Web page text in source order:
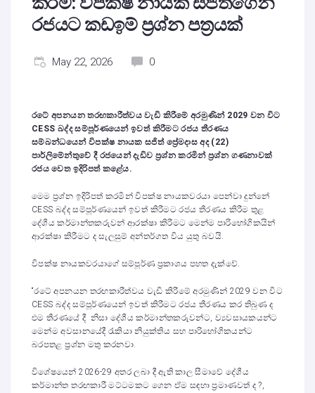
රජයට කඩඉම් ප්‍රශ්න පත්‍රයක්
May 22, 2026 0
රටේ අපනයන තරඟකාරීත්වය වැඩි කිරීමේ අරමුණින් 2029 වන විට
CESS බද්ද සම්පූර්ණයෙන් ඉවත් කිරීමට රජය තීරණය
සම්බන්ධයෙන් විපක්ෂ නායක සජිත් ප්‍රේමදාස අද (22)
පාර්ලිමේන්තුවේ දී රජයෙන් දැඩිව ප්‍රශ්න කරමින් ප්‍රශ්න ගණනාවක්
රජය වෙත ඉදිරිපත් කළේය.
මෙම ප්‍රශ්න ඉදිරිපත් කරමින් විපක්ෂ නායකවරයා පෙන්වා දුන්නේ
CESS බද්ද සම්පූර්ණයෙන් ඉවත් කිරීමට රජය තීරණය කිරීම තුළ
දේශීය කර්මාන්තකරුවන් ආරක්ෂා කිරීමට මෙන්ම පාරිභෝගිකයින්
ආරක්ෂා කිරීමට ද සැලසුම් අන්තර්ගත විය යුතු බවයි.
විපක්ෂ නායකවරයාගේ සම්පූර්ණ ප්‍රකාශය පහත දැක්වේ.
“රටේ අපනයන තරඟකාරීත්වය වැඩි කිරීමේ අරමුණින් 2029 වන විට
CESS බද්ද සම්පූර්ණයෙන් ඉවත් කිරීමට රජය තීරණය කර තිබුණ ද
එම තීරණයේ දී නිසා දේශීය කර්මාන්තකරුවන්ට, ව්‍යවසායකයන්ට
මෙන්ම අවසානයේදී රැකියා නියුක්තිය සහ පාරිභෝගිකයන්ට
බරපතළ ප්‍රශ්න මතු කරනවා.
විශේෂයෙන් 2026-29 අතර ලබා දී ඇති කාල සීමාවේ දේශීය
කර්මාන්ත තරඟකාරී මට්ටමකට ගෙන ඒම සඳහා ප්‍රමාණවත් ද ?,